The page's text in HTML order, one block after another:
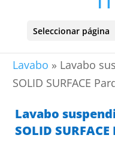
Seleccionar página
Lavabo » Lavabo
SOLID SURFACE
Lavabo
SOLID